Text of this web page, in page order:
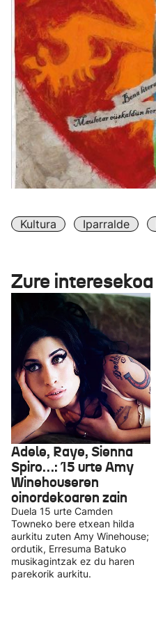
Kultura Iparralde
Zure
Adele, Raye, Sienna
Spiro…: 15 urte Amy
Winehouseren
oinordekoaren zain
Duela 15 urte Camden
Towneko bere etxean hilda
aurkitu zuten Amy Winehouse;
ordutik, Erresuma Batuko
musikagintzak ez du haren
parekorik aurkitu.